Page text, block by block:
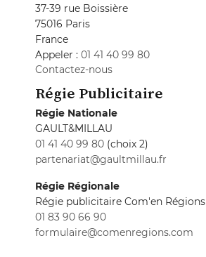
37-39 rue Boissière
75016 Paris
France
Appeler : 01 41 40 99 80
Contactez-nous
Régie Publicitaire
Régie Nationale
GAULT&MILLAU
01 41 40 99 80 (choix 2)
partenariat@gaultmillau.fr
Régie Régionale
Régie publicitaire Com'en Régions
01 83 90 66 90
formulaire@comenregions.com